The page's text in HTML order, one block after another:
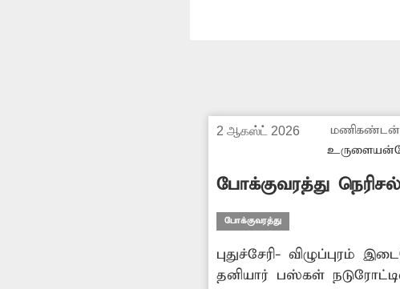
2 ஆகஸ்ட் 2026 மணிகண்டன்
போக்குவரத்து நெரிசல்
போக்குவரத்து
புதுச்சேரி- விழுப்புரம்
தனியார் பஸ்கள் நடுரோட்டில்